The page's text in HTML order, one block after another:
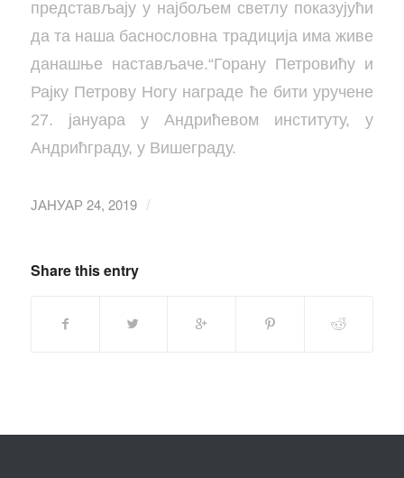
представљају у најбољем светлу показујући
да та наша баснословна традиција има живе
данашње настављаче.“Горану Петровићу и
Рајку Петрову Ногу награде ће бити уручене
27. јануара у Андрићевом институту, у
Андрићграду, у Вишеграду.
ЈАНУАР 24, 2019 /
Share this entry